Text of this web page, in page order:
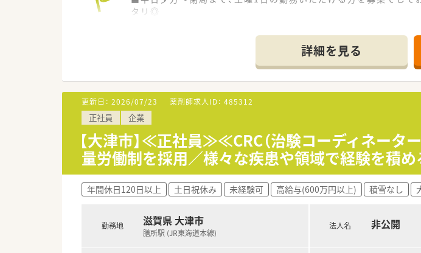
タリ◎
■門前の小児科の先生とも非常に関係性が良好で、疑義紹介でわ
で、現場の薬剤師様は非常にお仕事しやすい環境が整っています。
詳細を見る
更新日： 2026/07/23 薬剤師求人ID： 485312
正社員 企業
【大津市】≪正社員≫≪CRC（治験コーディネータ
量労働制を採用／様々な疾患や領域で経験を積
年間休日120日以上 土日祝休み 未経験可 高給与(600万円以上) 積雪なし
勤務地 滋賀県 大津市
膳所駅 (JR東海道本線)
法人名 非公開